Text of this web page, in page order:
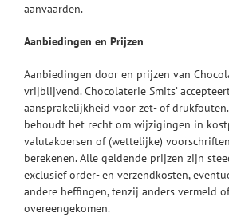
aanvaarden.
Aanbiedingen en Prijzen
Aanbiedingen door en prijzen van
vrijblijvend. Chocolaterie Smits’
aansprakelijkheid voor zet- of drukfouten.
behoudt het recht om wijzigingen in
valutakoersen of (wettelijke)
berekenen. Alle geldende prijzen zijn
exclusief order- en verzendkosten,
andere heffingen, tenzij anders vermeld
overeengekomen.